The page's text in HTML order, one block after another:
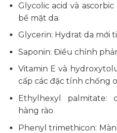
Glycolic acid và
bề mặt da.
Glycerin: Hydrat da mới
Saponin: Điều chỉnh
Vitamin E và
cấp các đặc tính chống
Ethylhexyl palmitate:
hàng rào
Phenyl trimethicon: